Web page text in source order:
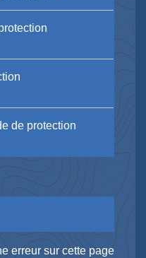
de protection
erreur sur cette page